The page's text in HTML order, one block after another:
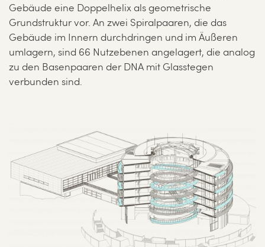
Gebäude eine Doppelhelix als geometrische
Grundstruktur vor. An zwei Spiralpaaren, die das
Gebäude im Innern durchdringen und im Äußeren
umlagern, sind 66 Nutzebenen angelagert, die analog
zu den Basenpaaren der DNA mit Glasstegen
verbunden sind.